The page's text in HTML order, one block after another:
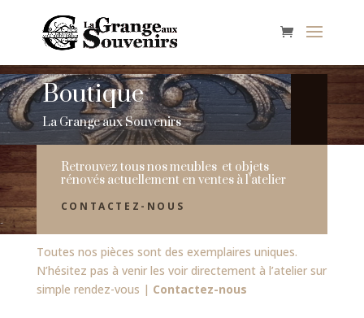
Boutique
La Grange aux Souvenirs
Retrouvez tous nos meubles et objets
rénovés actuellement en ventes à l’atelier
CONTACTEZ-NOUS
Toutes nos pièces sont des exemplaires uniques.
N’hésitez pas à venir les voir directement à l’atelier sur
simple rendez-vous | Contactez-nous